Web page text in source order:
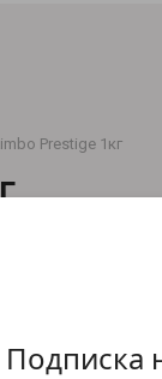
Подписка
Prestige 1кг